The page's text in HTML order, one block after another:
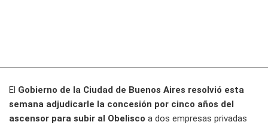
El Gobierno de la Ciudad de Buenos Aires resolvió esta
semana adjudicarle la concesión por cinco años del
ascensor para subir al Obelisco a dos empresas privadas